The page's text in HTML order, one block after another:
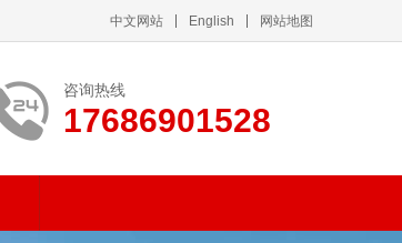
中文网站 English 网站地图
咨询热线
17686901528